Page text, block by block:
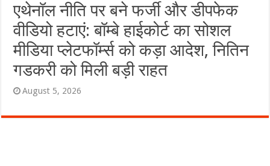
एथेनॉल नीति पर बने फर्जी और डीपफेक
वीडियो हटाएं: बॉम्बे हाईकोर्ट का सोशल
मीडिया प्लेटफॉर्म्स को कड़ा आदेश, नितिन
गडकरी को मिली बड़ी राहत
August 5, 2026